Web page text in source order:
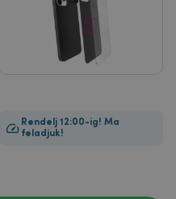
Rendelj 12:00-ig! Ma
feladjuk!